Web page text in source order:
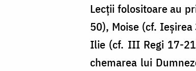
Lecții folositoare au
50), Moise (cf.
Ilie (cf. III Regi 17-
chemarea lui